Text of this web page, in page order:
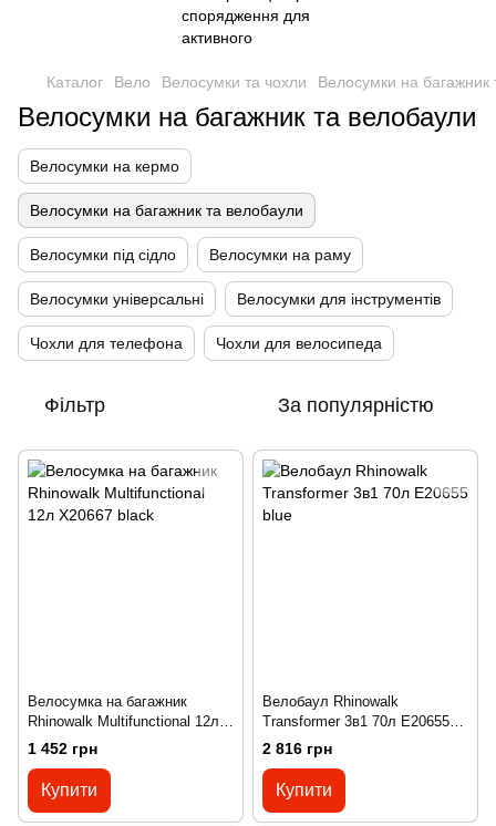
Каталог Вело Велосумки та чохли Велосумки на багажник
Велосумки на багажник та велобаули
Велосумки на кермо
Велосумки на багажник та велобаули
Велосумки під сідло Велосумки на раму
Велосумки універсальні Велосумки для інструментів
Чохли для телефона Чохли для велосипеда
Фільтр За популярністю
Велосумка на багажник
Rhinowalk Multifunctional 12л
X20667 black
1 452 грн
Купити
Велобаул Rhinowalk
Transformer 3в1 70л E20655
blue
2 816 грн
Купити